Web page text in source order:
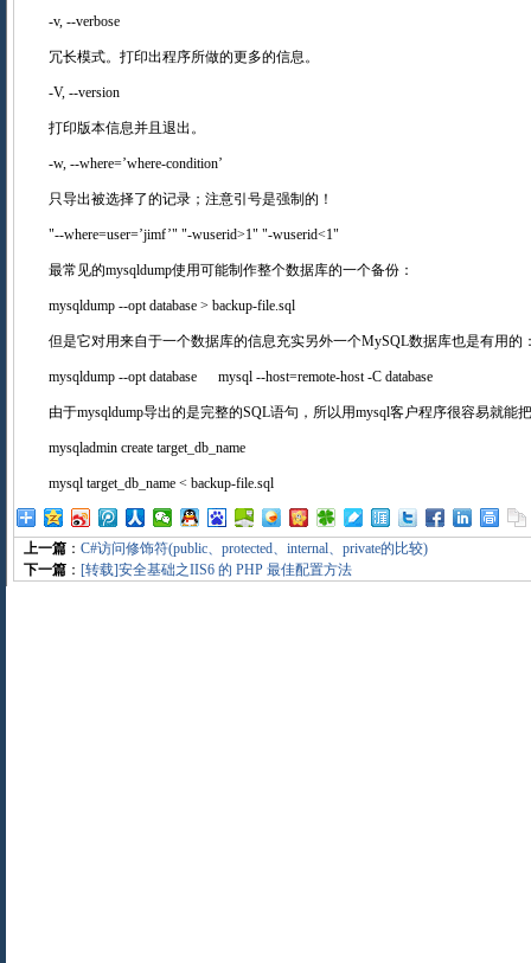
-v, --verbose
冗长模式。打印出程序所做的更多的信息。
-V, --version
打印版本信息并且退出。
-w, --where=’where-condition’
只导出被选择了的记录；注意引号是强制的！
"--where=user=’jimf’" "-wuserid>1" "-wuserid<1"
最常见的mysqldump使用可能制作整个数据库的一个备份：
mysqldump --opt database > backup-file.sql
但是它对用来自于一个数据库的信息充实另外一个MySQL数据库也是
mysqldump --opt database mysql --host=remote-host -C database
由于mysqldump导出的是完整的SQL语句，所以用mysql客户程序很容易
mysqladmin create target_db_name
mysql target_db_name < backup-file.sql
上一篇 ： C#访问修饰符(public、protected、internal、private的比较)
下一篇 ： [转载]安全基础之IIS6 的 PHP 最佳配置方法